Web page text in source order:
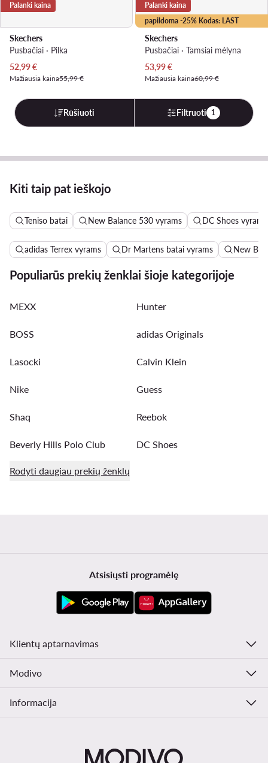
Palanki kaina
Skechers
Pusbačiai · Pilka
Dabartinė kaina
52,99€
Mažiausia kaina55,99 €
papildoma -25% Kodas: LAST
Palanki kaina
Skechers
Pusbačiai · Tamsiai mėlyna
Dabartinė kaina
53,99€
Mažiausia kaina60,99 €
Rūšiuoti Filtruoti 1
Kiti taip pat ieškojo
Teniso batai New Balance 530 vyrams DC Shoes vyrams
adidas Terrex vyrams Dr Martens batai vyrams New
Populiarūs prekių ženklai šioje kategorijoje
MEXX Hunter
BOSS adidas Originals
Lasocki Calvin Klein
Nike Guess
Shaq Reebok
Beverly Hills Polo Club DC Shoes
Rodyti daugiau prekių ženklų
Atsisiųsti programėlę
Klientų aptarnavimas
Modivo
Informacija